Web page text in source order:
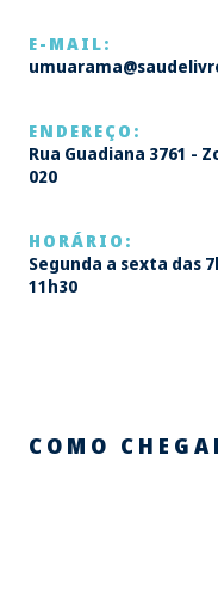
E-MAIL:
ENDEREÇO:
Rua Guadiana 3761 -
020
HORÁRIO:
Segunda a sexta das
11h30
COMO